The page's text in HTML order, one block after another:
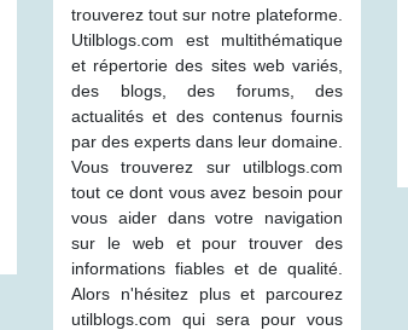
trouverez tout sur notre plateforme.
Utilblogs.com est multithématique
et répertorie des sites web variés,
des blogs, des forums, des
actualités et des contenus fournis
par des experts dans leur domaine.
Vous trouverez sur utilblogs.com
tout ce dont vous avez besoin pour
vous aider dans votre navigation
sur le web et pour trouver des
informations fiables et de qualité.
Alors n'hésitez plus et parcourez
utilblogs.com qui sera pour vous